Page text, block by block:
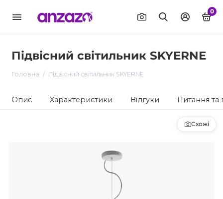
0
Підвісний світильник SKYERNE
Головна Підвісний світильник SKYERNE
Опис Характеристики Відгуки Питання та
Схожі